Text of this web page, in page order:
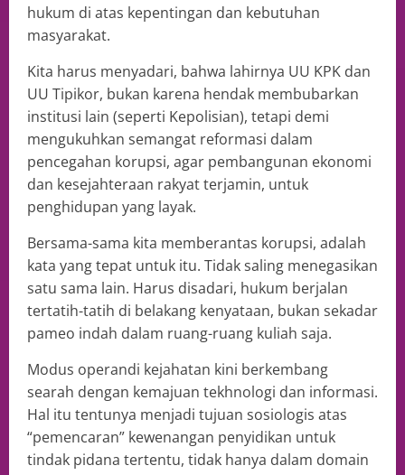
hukum di atas kepentingan dan kebutuhan
masyarakat.
Kita harus menyadari, bahwa lahirnya UU KPK dan
UU Tipikor, bukan karena hendak membubarkan
institusi lain (seperti Kepolisian), tetapi demi
mengukuhkan semangat reformasi dalam
pencegahan korupsi, agar pembangunan ekonomi
dan kesejahteraan rakyat terjamin, untuk
penghidupan yang layak.
Bersama-sama kita memberantas korupsi, adalah
kata yang tepat untuk itu. Tidak saling menegasikan
satu sama lain. Harus disadari, hukum berjalan
tertatih-tatih di belakang kenyataan, bukan sekadar
pameo indah dalam ruang-ruang kuliah saja.
Modus operandi kejahatan kini berkembang
searah dengan kemajuan tekhnologi dan informasi.
Hal itu tentunya menjadi tujuan sosiologis atas
“pemencaran” kewenangan penyidikan untuk
tindak pidana tertentu, tidak hanya dalam domain